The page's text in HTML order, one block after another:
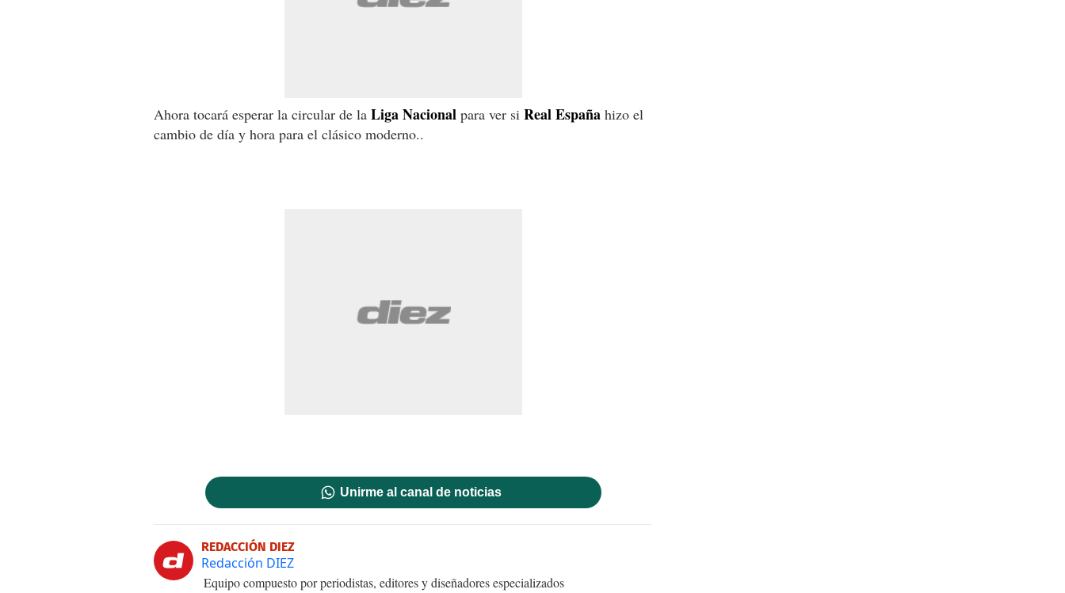
Ahora tocará esperar la circular de la LigaNacional para ver si RealEspaña hizo el
cambio de día y hora para el clásico moderno..
Unirme al canal de noticias
REDACCIÓN DIEZ
Redacción DIEZ
Equipo compuesto por periodistas, editores y diseñadores especializados